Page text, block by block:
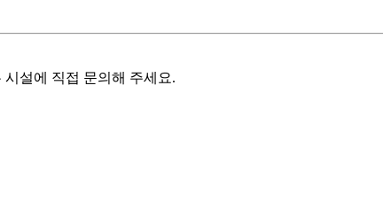
설에 직접 문의해 주세요.